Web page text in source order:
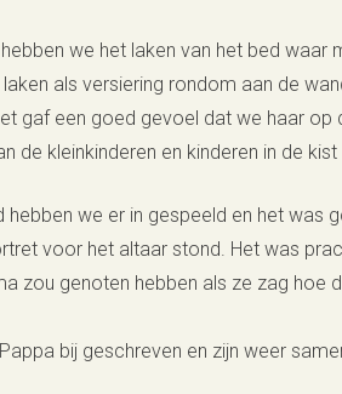
we het laken van het bed
als versiering rondom aan de
gaf een goed gevoel dat we haar
de kleinkinderen en kinderen in de
we er in gespeeld en het was
voor het altaar stond. Het was
zou genoten hebben als ze zag
bij geschreven en zijn weer